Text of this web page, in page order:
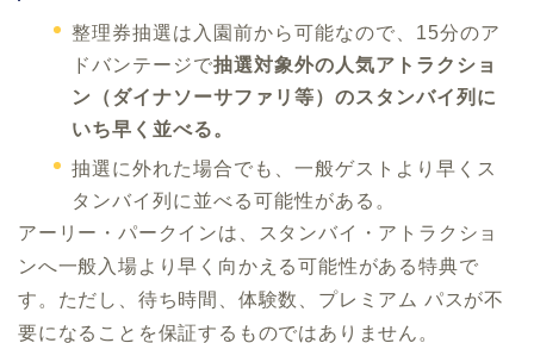
整理券抽選は入園前から可能なので、15分のア
ドバンテージで抽選対象外の人気アトラクショ
ン（ダイナソーサファリ等）のスタンバイ列に
いち早く並べる。
抽選に外れた場合でも、一般ゲストより早くス
タンバイ列に並べる可能性がある。
アーリー・パークインは、スタンバイ・アトラクショ
ンへ一般入場より早く向かえる可能性がある特典で
す。ただし、待ち時間、体験数、プレミアム パスが不
要になることを保証するものではありません。